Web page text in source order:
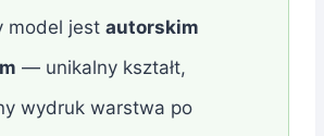
model jestautorskim
— unikalny kształt,
wydruk warstwa po